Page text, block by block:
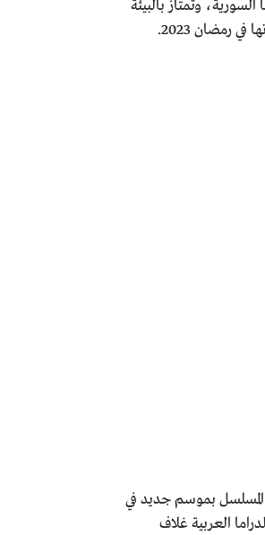
السورية، وتمتاز بالبيئة
الشامية الجذابة التي تنتظرها الجماهير بشغف كبير. يتزايد البحث عن قصة المسلسل وشخصياته وسيضاف إلى قائمة الأعمال الدرامية التي يجب مشاهدتها في رمضان 2023.
المسلسل بموسم جديد في
العربية غلاف